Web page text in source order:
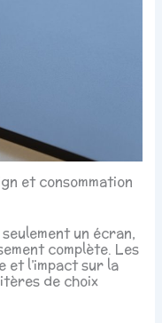
et consommation
un écran,
complète. Les
et l’impact sur la
de choix